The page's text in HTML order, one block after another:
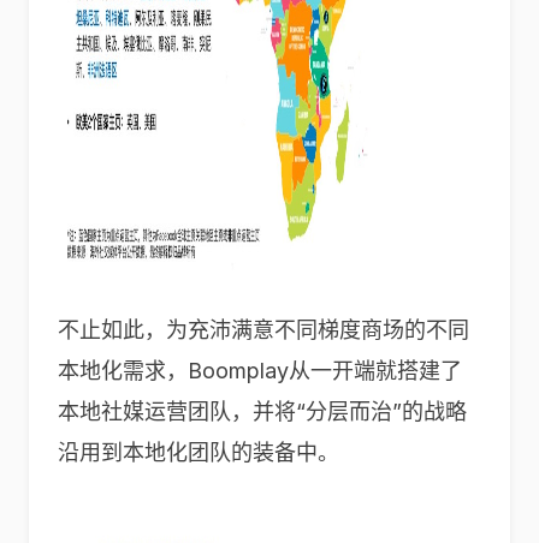
不止如此，为充沛满意不同梯度商场的不同
本地化需求，Boomplay从一开端就搭建了
本地社媒运营团队，并将“分层而治”的战略
沿用到本地化团队的装备中。